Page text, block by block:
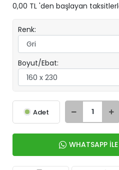
0,00 TL 'den başlayan
Renk:
Boyut/Ebat:
Adet
WHATSAPP